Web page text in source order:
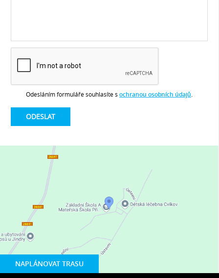
NAPLÁNOVAT TRASU
Odesláním formuláře souhlasíte s ochranou osobních údajů